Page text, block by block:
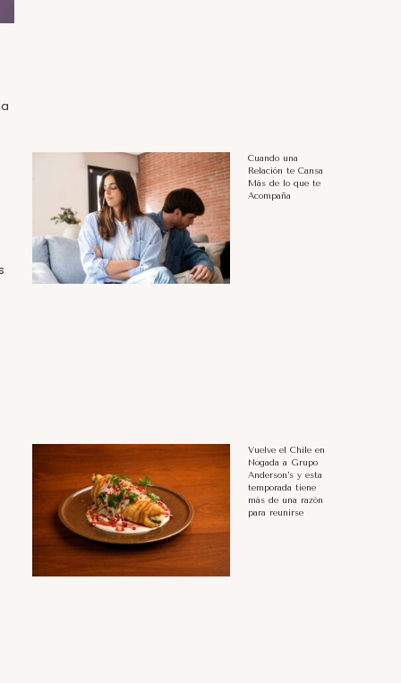
Cuando una
Relación te Cansa
Más de lo que te
Acompaña
Vuelve el Chile en
Nogada a Grupo
Anderson’s y esta
temporada tiene
más de una razón
para reunirse